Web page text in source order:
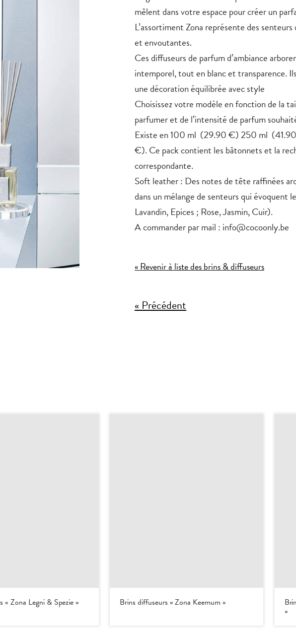
mêlent dans votre espace pour créer un
L’assortiment Zona représente des
et envoutantes.
Ces diffuseurs de parfum d’ambiance
intemporel, tout en blanc et transparence.
une décoration équilibrée avec style
Choisissez votre modèle en fonction de la
parfumer et de l’intensité de parfum
Existe en 100 ml (29.90 €) 250 ml
€). Ce pack contient les bâtonnets et la
correspondante.
Soft leather : Des notes de tête raffinées
dans un mélange de senteurs qui évoquent
Lavandin, Epices ; Rose, Jasmin, Cuir).
A commander par mail : info@cocoonly.be
« Revenir à liste des brins & diffuseurs
« Précédent
« Zona Legni & Spezie » Brins diffuseurs « Zona Keemum »
»